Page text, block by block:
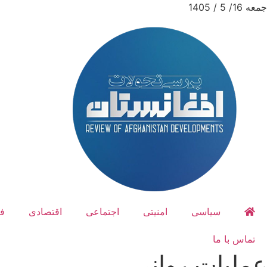
جمعه 16/ 5 / 1405
سیاسی امنیتی اجتماعی اقتصادی
تماس با ما